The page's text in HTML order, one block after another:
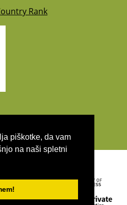
piškotke, da vam
na naši spletni